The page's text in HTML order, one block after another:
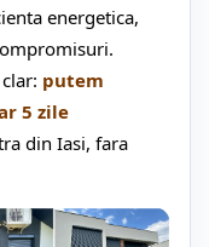
energetica,
putem
5 zile
din Iasi, fara